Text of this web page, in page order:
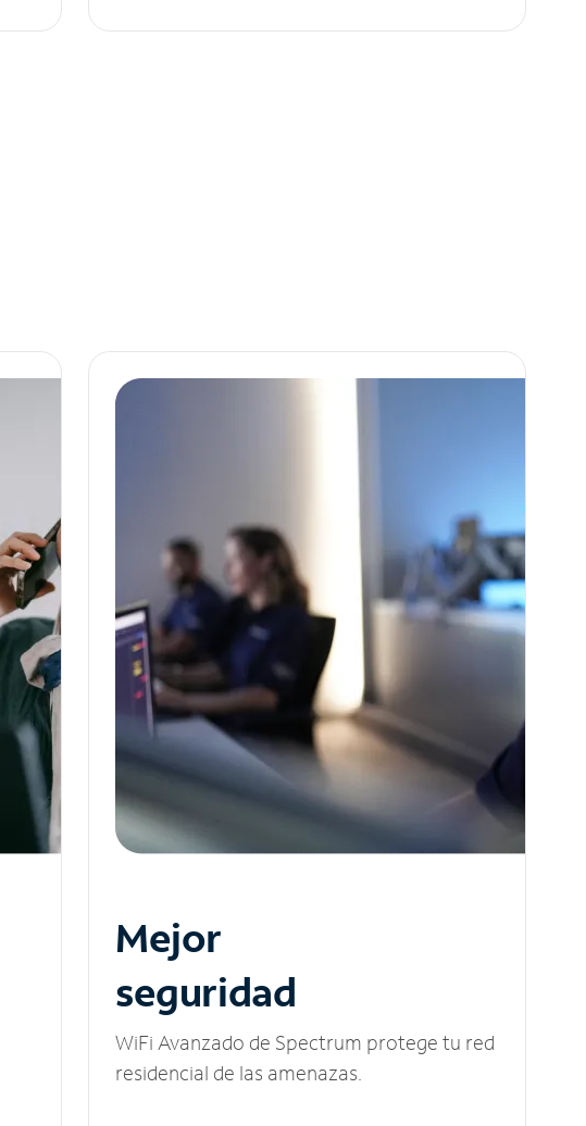
Mejor
seguridad
WiFi Avanzado de Spectrum protege tu red
residencial de las amenazas.